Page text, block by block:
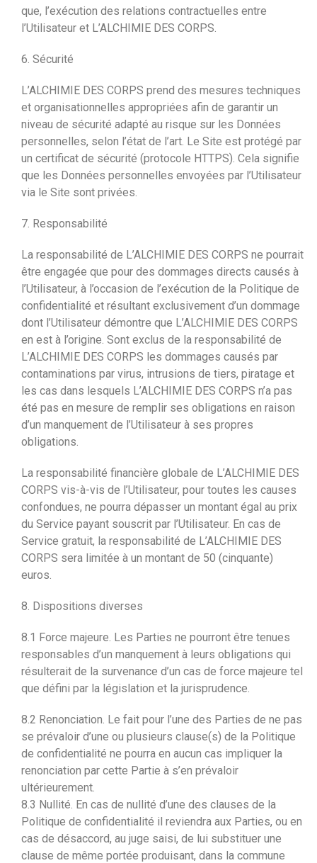
que, l’exécution des relations contractuelles entre
l’Utilisateur et L’ALCHIMIE DES CORPS.
6. Sécurité
L’ALCHIMIE DES CORPS prend des mesures techniques
et organisationnelles appropriées afin de garantir un
niveau de sécurité adapté au risque sur les Données
personnelles, selon l’état de l’art. Le Site est protégé par
un certificat de sécurité (protocole HTTPS). Cela signifie
que les Données personnelles envoyées par l’Utilisateur
via le Site sont privées.
7. Responsabilité
La responsabilité de L’ALCHIMIE DES CORPS ne pourrait
être engagée que pour des dommages directs causés à
l’Utilisateur, à l’occasion de l’exécution de la Politique de
confidentialité et résultant exclusivement d’un dommage
dont l’Utilisateur démontre que L’ALCHIMIE DES CORPS
en est à l’origine. Sont exclus de la responsabilité de
L’ALCHIMIE DES CORPS les dommages causés par
contaminations par virus, intrusions de tiers, piratage et
les cas dans lesquels L’ALCHIMIE DES CORPS n’a pas
été pas en mesure de remplir ses obligations en raison
d’un manquement de l’Utilisateur à ses propres
obligations.
La responsabilité financière globale de L’ALCHIMIE DES
CORPS vis-à-vis de l’Utilisateur, pour toutes les causes
confondues, ne pourra dépasser un montant égal au prix
du Service payant souscrit par l’Utilisateur. En cas de
Service gratuit, la responsabilité de L’ALCHIMIE DES
CORPS sera limitée à un montant de 50 (cinquante)
euros.
8. Dispositions diverses
8.1 Force majeure. Les Parties ne pourront être tenues
responsables d’un manquement à leurs obligations qui
résulterait de la survenance d’un cas de force majeure tel
que défini par la législation et la jurisprudence.
8.2 Renonciation. Le fait pour l’une des Parties de ne pas
se prévaloir d’une ou plusieurs clause(s) de la Politique
de confidentialité ne pourra en aucun cas impliquer la
renonciation par cette Partie à s’en prévaloir
ultérieurement.
8.3 Nullité. En cas de nullité d’une des clauses de la
Politique de confidentialité il reviendra aux Parties, ou en
cas de désaccord, au juge saisi, de lui substituer une
clause de même portée produisant, dans la commune